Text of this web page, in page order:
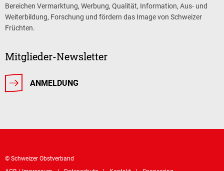
Bereichen Vermarktung, Werbung, Qualität, Information, Aus- und
Weiterbildung, Forschung und fördern das Image von Schweizer
Früchten.
Mitglieder-Newsletter
ANMELDUNG
© Schweizer Obstverband